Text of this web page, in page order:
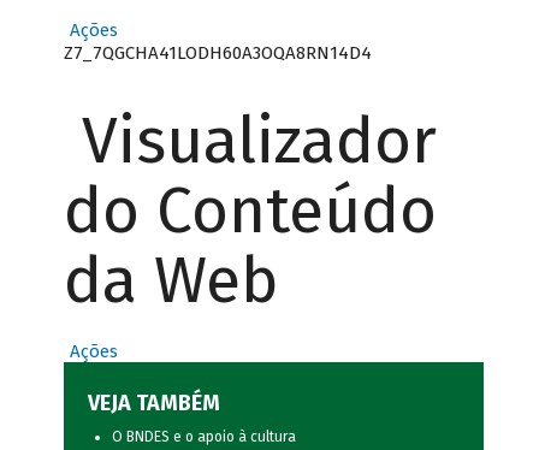
Ações
Z7_7QGCHA41LODH60A3OQA8RN14D4
Visualizador
do Conteúdo
da Web
Ações
VEJA TAMBÉM
O BNDES e o apoio à cultura